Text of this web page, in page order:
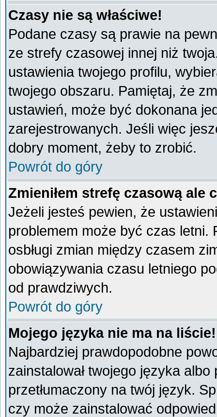
Czasy nie są właściwe!
Podane czasy są prawie na
ze strefy czasowej innej niż
ustawienia twojego profilu,
twojego obszaru. Pamiętaj, że
ustawień, może być dokonana
zarejestrowanych. Jeśli więc
dobry moment, żeby to zrobić.
Powrót do góry
Zmieniłem strefę czasową ale
Jeżeli jesteś pewien, że
problemem może być czas letni.
osbługi zmian między czasem
obowiązywania czasu letniego
od prawdziwych.
Powrót do góry
Mojego języka nie ma na liście!
Najbardziej prawdopodobne
zainstalował twojego języka
przetłumaczony na twój język.
czy może zainstalować